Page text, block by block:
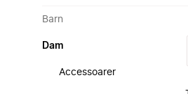
Barn
Dam
Accessoarer